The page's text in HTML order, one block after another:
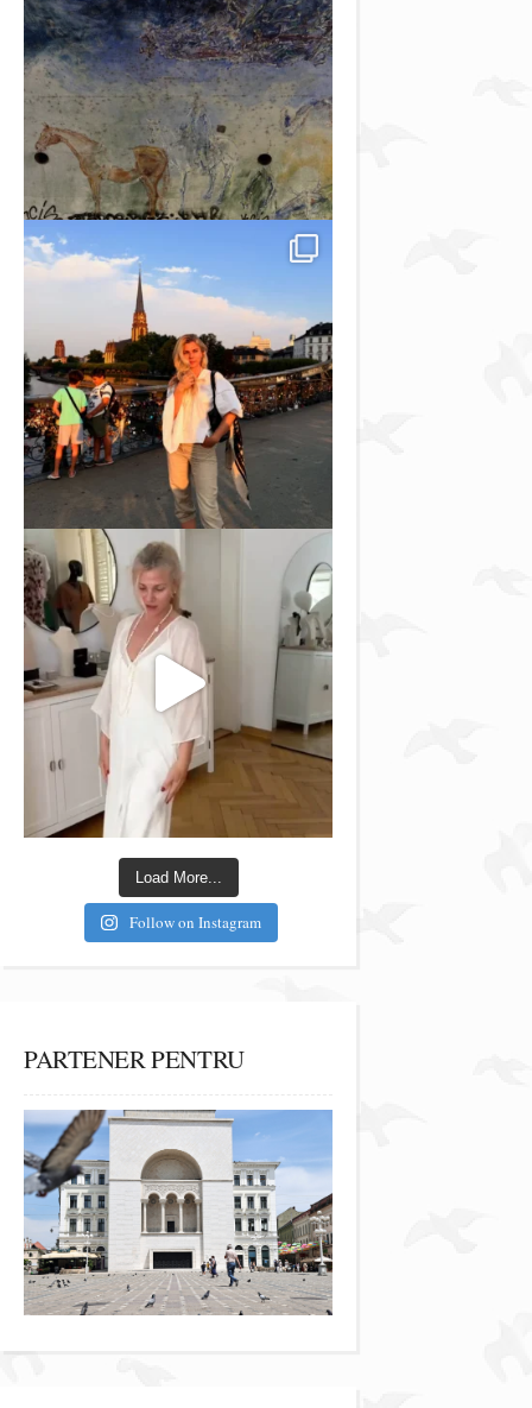
Load More...
Follow on Instagram
PARTENER PENTRU